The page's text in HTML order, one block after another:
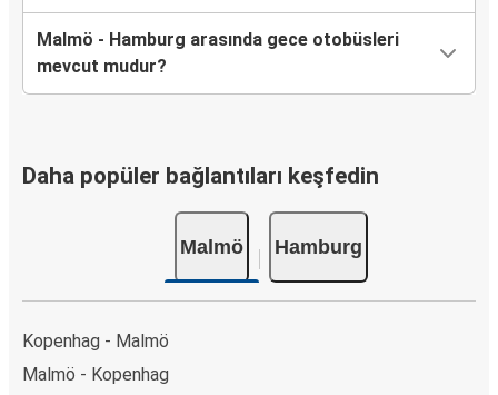
Malmö - Hamburg arasında gece otobüsleri
mevcut mudur?
Daha popüler bağlantıları keşfedin
Malmö Hamburg
Kopenhag - Malmö
Malmö - Kopenhag